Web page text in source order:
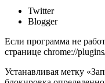
Twitter
Blogger
Если программа не
странице chrome://
Устанавливая метку